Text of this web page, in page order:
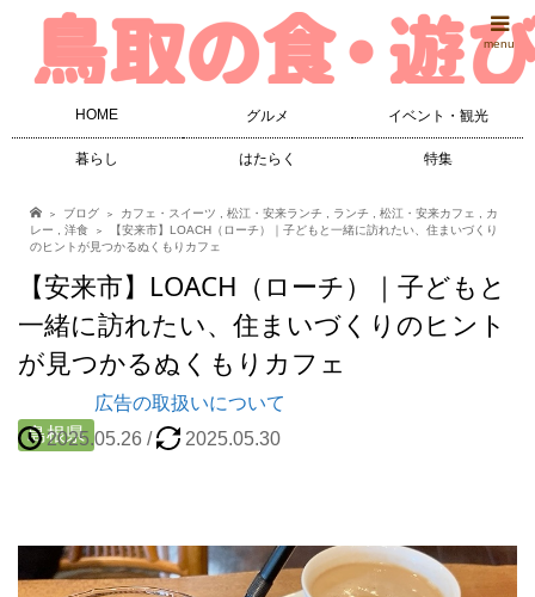
menu
HOME グルメ イベント・観光
暮らし はたらく 特集
ブログ カフェ・スイーツ 松江・安来ランチ ランチ 松江・安来カフェ
カ
レー
洋食
【安来市】LOACH（ローチ）｜子どもと一緒に訪れたい、住まいづくり
のヒントが見つかるぬくもりカフェ
【安来市】LOACH（ローチ）｜子どもと
一緒に訪れたい、住まいづくりのヒント
が見つかるぬくもりカフェ
島根県
広告の取扱いについて
2025.05.26 / 2025.05.30